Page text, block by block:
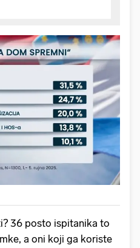
36 posto ispitanika to
a oni koji ga koriste